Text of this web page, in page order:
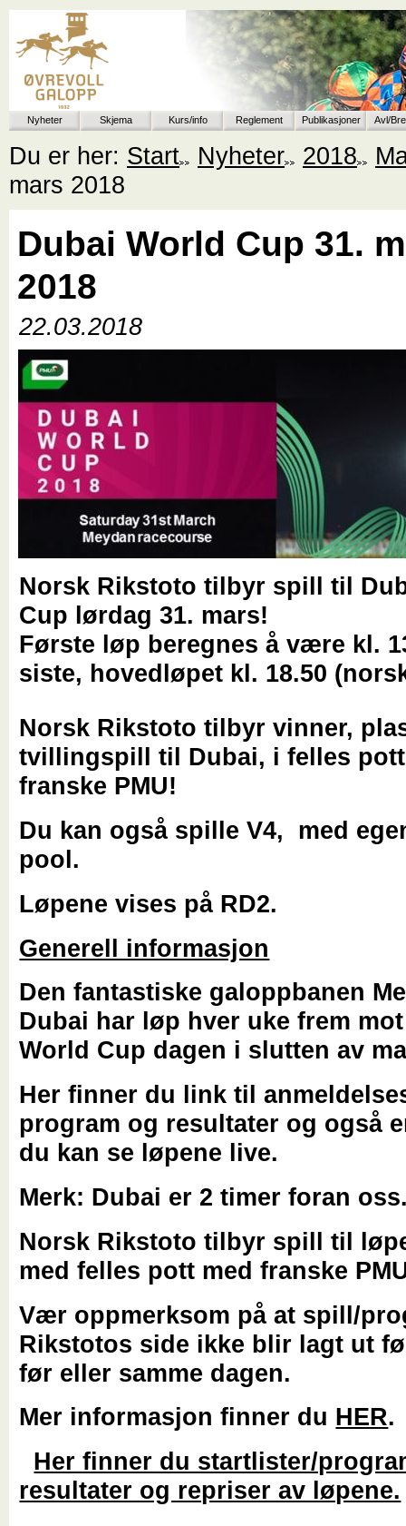
Nyheter Skjema Kurs/info Reglement Publikasjoner Avl/
Du er her: Start Nyheter 2018
mars 2018
Dubai World Cup 31.
2018
22.03.2018
Norsk Rikstoto tilbyr spill til
Cup lørdag 31. mars!
Første løp beregnes å være kl.
siste, hovedløpet kl. 18.50
Norsk Rikstoto tilbyr vinner,
tvillingspill til Dubai, i felles
franske PMU!
Du kan også spille V4, med
pool.
Løpene vises på RD2.
Generell informasjon
Den fantastiske galoppbanen
Dubai har løp hver uke frem
World Cup dagen i slutten av
Her finner du link til
program og resultater og også
du kan se løpene live.
Merk: Dubai er 2 timer foran
Norsk Rikstoto tilbyr spill til
med felles pott med franske
Vær oppmerksom på at spill/
Rikstotos side ikke blir lagt ut
før eller samme dagen.
Mer informasjon finner du HER.
Her finner du startlister/
resultater og repriser av løpene.